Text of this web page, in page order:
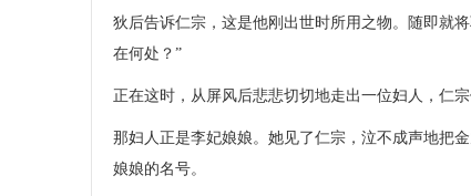
狄后告诉仁宗，这是他刚出世时所用之物。随即就
在何处？”
正在这时，从屏风后悲悲切切地走出一位妇人，仁
那妇人正是李妃娘娘。她见了仁宗，泣不成声地把
娘娘的名号。